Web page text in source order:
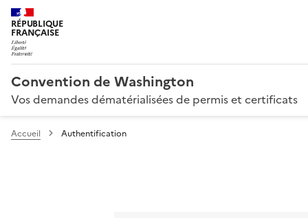
RÉPUBLIQUE
FRANÇAISE
Convention de Washington
Vos demandes dématérialisées de permis et certificats
Accueil Authentification